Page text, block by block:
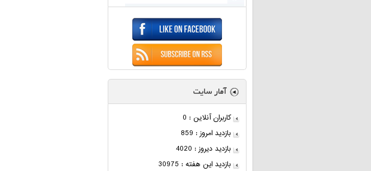
کاربران آنلاین : 0
بازدید امروز : 859
بازدید دیروز : 4020
بازدید این هفته : 30975